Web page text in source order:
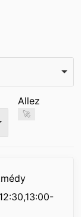
Allez
🚀